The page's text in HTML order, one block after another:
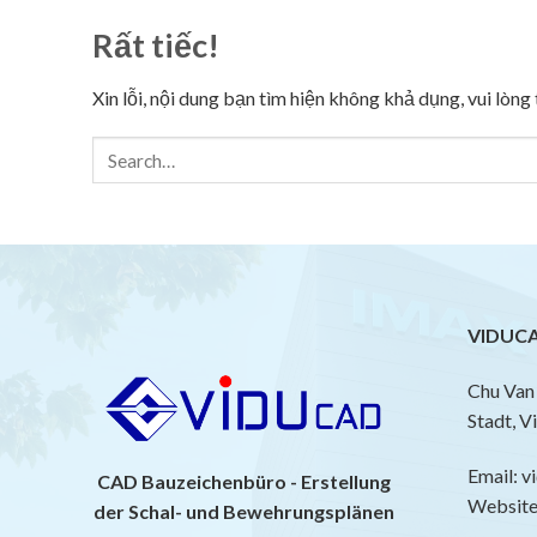
Rất tiếc!
Xin lỗi, nội dung bạn tìm hiện không khả dụng, vui
CAD Bauzeichenbüro - Erstellung
der Schal- und Bewehrungsplänen
Chu
Stadt,
Email: